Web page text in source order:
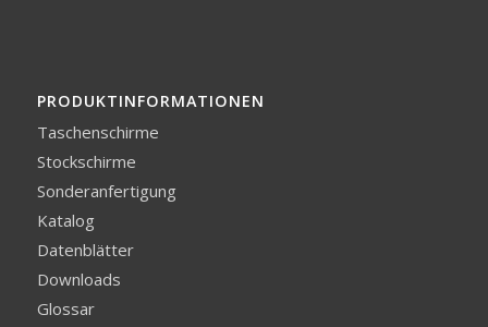
PRODUKTINFORMATIONEN
Taschenschirme
Stockschirme
Sonderanfertigung
Katalog
Datenblätter
Downloads
Glossar